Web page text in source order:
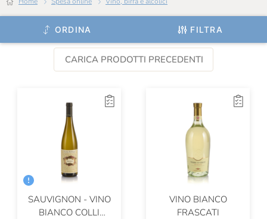
ORDINA FILTRA
Frescobaldi
Fulvia Tombolini
Girardin Vincent
Gonet Medeville
Gravner
CARICA PRODOTTI PRECEDENTI
SAUVIGNON - VINO
BIANCO COLLI
VINO BIANCO
FRASCATI